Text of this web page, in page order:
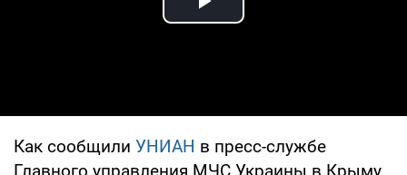
Play Video
Как сообщили УНИАН в пресс-службе
Главного управления МЧС Украины в Крыму,